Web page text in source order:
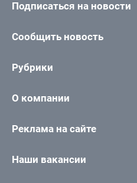
Подписаться на новости
Сообщить новость
Рубрики
О компании
Реклама на сайте
Наши вакансии